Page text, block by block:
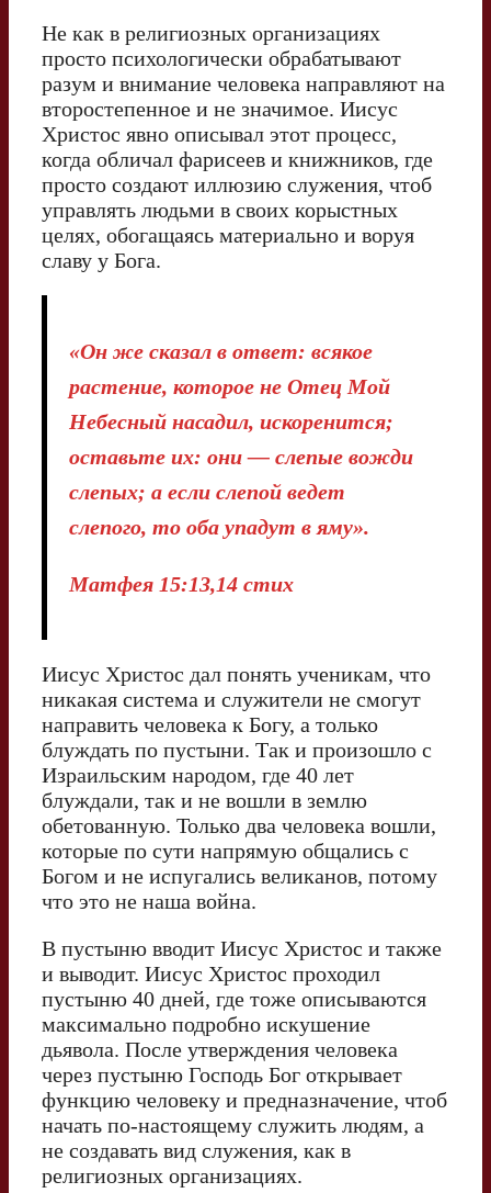
Не как в религиозных организациях
просто психологически обрабатывают
разум и внимание человека направляют на
второстепенное и не значимое. Иисус
Христос явно описывал этот процесс,
когда обличал фарисеев и книжников, где
просто создают иллюзию служения, чтоб
управлять людьми в своих корыстных
целях, обогащаясь материально и воруя
славу у Бога.
«Он же сказал в ответ: всякое
растение, которое не Отец Мой
Небесный насадил, искоренится;
оставьте их: они — слепые вожди
слепых; а если слепой ведет
слепого, то оба упадут в яму».
Матфея 15:13,14 стих
Иисус Христос дал понять ученикам, что
никакая система и служители не смогут
направить человека к Богу, а только
блуждать по пустыни. Так и произошло с
Израильским народом, где 40 лет
блуждали, так и не вошли в землю
обетованную. Только два человека вошли,
которые по сути напрямую общались с
Богом и не испугались великанов, потому
что это не наша война.
В пустыню вводит Иисус Христос и также
и выводит. Иисус Христос проходил
пустыню 40 дней, где тоже описываются
максимально подробно искушение
дьявола. После утверждения человека
через пустыню Господь Бог открывает
функцию человеку и предназначение, чтоб
начать по-настоящему служить людям, а
не создавать вид служения, как в
религиозных организациях.